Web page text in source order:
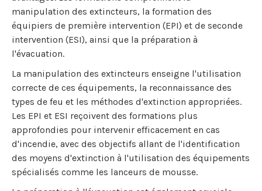
manipulation des extincteurs, la formation des
équipiers de première intervention (EPI) et de seconde
intervention (ESI), ainsi que la préparation à
l'évacuation.
La manipulation des extincteurs enseigne l'utilisation
correcte de ces équipements, la reconnaissance des
types de feu et les méthodes d'extinction appropriées.
Les EPI et ESI reçoivent des formations plus
approfondies pour intervenir efficacement en cas
d'incendie, avec des objectifs allant de l'identification
des moyens d'extinction à l'utilisation des équipements
spécialisés comme les lanceurs de mousse.